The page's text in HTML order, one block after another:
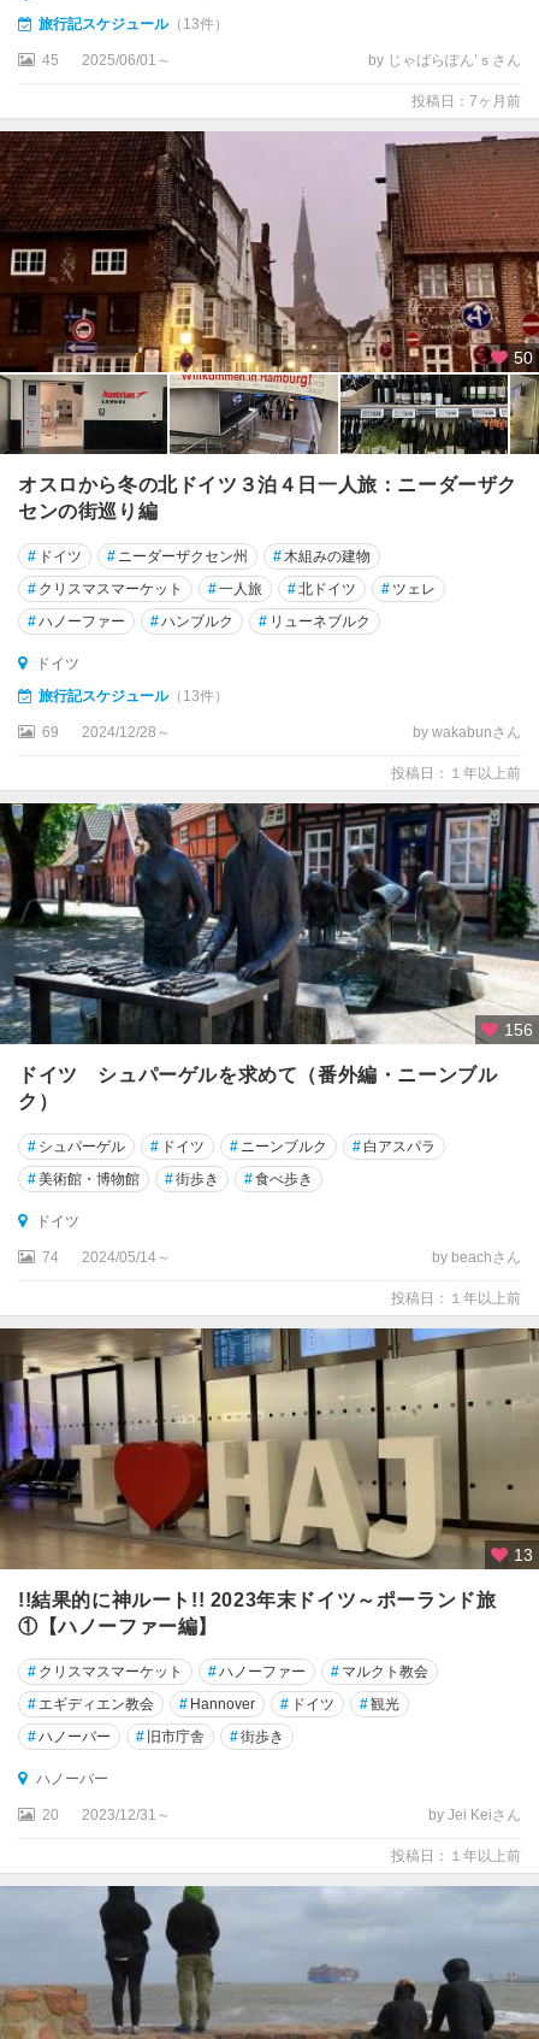
ミ
ン
ヘ
ン
★
ロ
マ
ン
チ
ッ
ク
街
道
周
★
ロ
ー
テ
ン
ル
ク
ナ
ア
ウ
ク
ス
ブ
ル
ク
シ
ャ
フ
ェ
ル
ク
ア
ル
ス
フ
ェ
ル
ア
ン
ス
バ
ッ
ハ
ア
ー
イ
旅行記スケジュール（13件）
45 2025/06/01～ by じゃばらぽん’ｓさん
投稿日：7ヶ月前
50
オスロから冬の北ドイツ３泊４日一人旅：ニーダーザク
センの街巡り編
# ドイツ # ニーダーザクセン州 # 木組みの建物
# クリスマスマーケット #一人旅 #北ドイツ # ツェレ
#ハノーファー #ハンブルク # リューネブルク
ドイツ
旅行記スケジュール（13件）
69 2024/12/28～ by wakabunさん
投稿日：１年以上前
156
ドイツ シュパーゲルを求めて（番外編・ニーンブル
ク）
# シュパーゲル # ドイツ # ニーンブルク # 白アスパラ
#美術館・博物館 #街歩き #食べ歩き
ドイツ
74 2024/05/14～ by beachさん
投稿日：１年以上前
13
!!結果的に神ルート!! 2023年末ドイツ～ポーランド旅
①【ハノーファー編】
# クリスマスマーケット #ハノーファー # マルクト教会
# エギディエン教会 # Hannover # ドイツ #観光
#ハノーバー # 旧市庁舎 #街歩き
ハノーバー
20 2023/12/31～ by Jei Keiさん
投稿日：１年以上前